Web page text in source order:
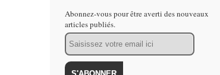
Abonnez-vous pour être averti des nouveaux
articles publiés.
Email